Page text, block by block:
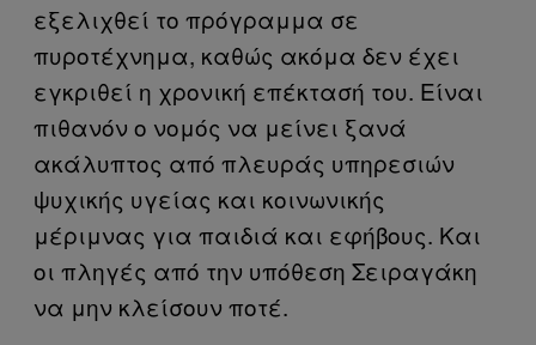
εξελιχθεί το πρόγραμμα σε
πυροτέχνημα, καθώς ακόμα δεν έχει
εγκριθεί η χρονική επέκτασή του. Είναι
πιθανόν ο νομός να μείνει ξανά
ακάλυπτος από πλευράς υπηρεσιών
ψυχικής υγείας και κοινωνικής
μέριμνας για παιδιά και εφήβους. Και
οι πληγές από την υπόθεση Σειραγάκη
να μην κλείσουν ποτέ.